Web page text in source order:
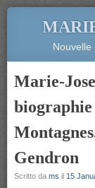
Nouvelle
Marie-
Gendron
Scritto da ms il 15